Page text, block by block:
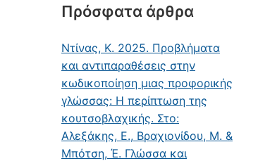
Πρόσφατα άρθρα
Ντίνας, Κ. 2025. Προβλήματα
και αντιπαραθέσεις στην
κωδικοποίηση μιας προφορικής
γλώσσας: Η περίπτωση της
κουτσοβλαχικής. Στο:
Αλεξάκης, Ε., Βραχιονίδου, Μ. &
Μπότση, Έ. Γλώσσα και